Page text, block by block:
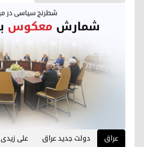
عراق دولت جدید عراق علی زیدی